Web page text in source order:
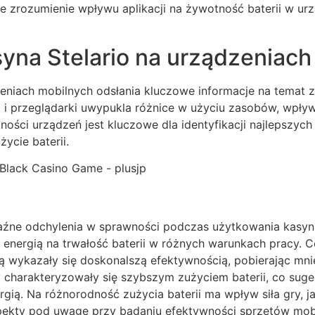
zrozumienie wpływu aplikacji na żywotność baterii w
Stelario na
mobilnych odsłania kluczowe informacje na
przeglądarki uwypukla różnice w użyciu zasobów,
urządzeń jest kluczowe dla identyfikacji
baterii.
odchylenia w sprawności podczas użytkowania
na trwałość baterii w różnych warunkach pracy.
wykazały się doskonalszą efektywnością, pobierając
się szybszym zużyciem baterii, co
Na różnorodność zużycia baterii ma wpływ siła gry,
pod uwagę przy badaniu efektywności sprzętów